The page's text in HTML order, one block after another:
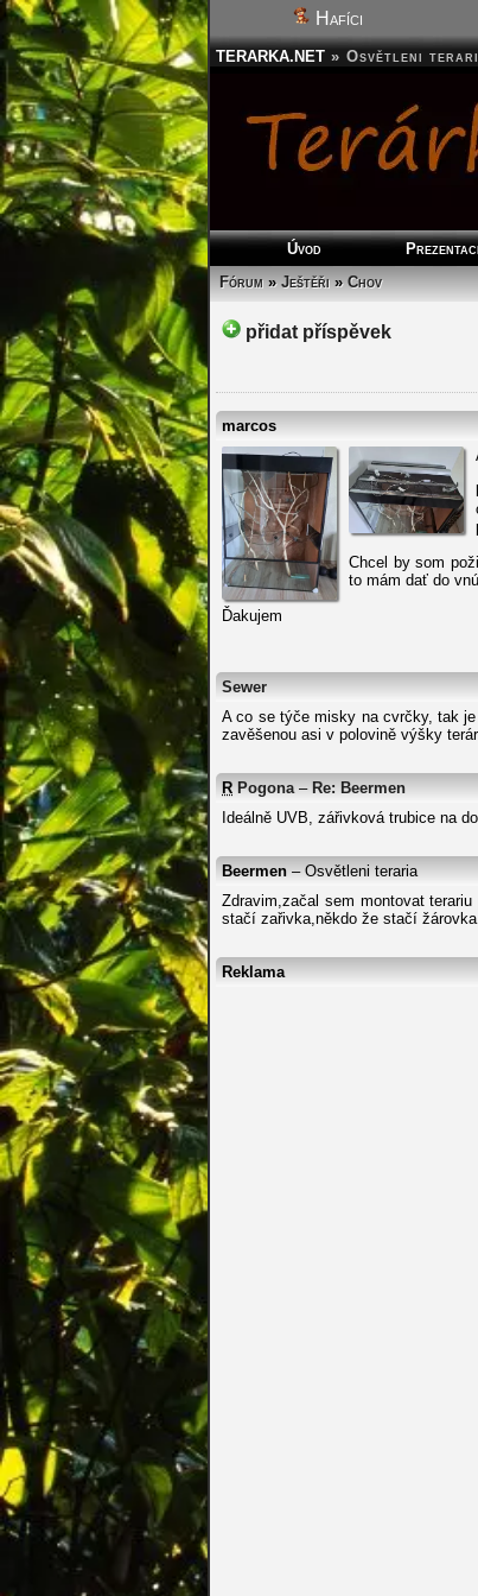
Hafíci
TERARKA.NET » Osvětleni
Úvod
Fórum»Ještěři»Chov
přidat příspěvek
marcos
Chcel by som
to mám dať do
Ďakujem
Sewer
A co se týče misky na cvrčky, tak
zavěšenou asi v polovině výšky
R Pogona – Re: Beermen
Ideálně UVB, zářivková trubice na
Beermen – Osvětleni teraria
Zdravim,začal sem montovat
stačí zařivka,někdo že stačí
Reklama